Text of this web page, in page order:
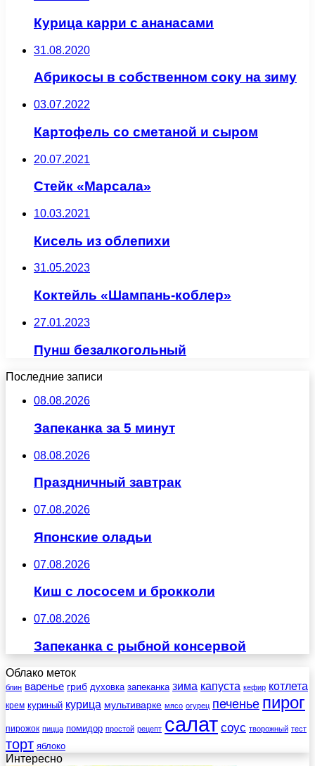
Курица карри с ананасами
31.08.2020
Абрикосы в собственном соку на зиму
03.07.2022
Картофель со сметаной и сыром
20.07.2021
Стейк «Марсала»
10.03.2021
Кисель из облепихи
31.05.2023
Коктейль «Шампань-коблер»
27.01.2023
Пунш безалкогольный
Последние записи
08.08.2026
Запеканка за 5 минут
08.08.2026
Праздничный завтрак
07.08.2026
Японские оладьи
07.08.2026
Киш с лососем и брокколи
07.08.2026
Запеканка с рыбной консервой
Облако меток
блин варенье гриб духовка запеканка зима капуста кефир котлета
крем куриный курица мультиварке мясо огурец печенье пирог
пирожок пицца помидор простой рецепт салат соус творожный тест
торт яблоко
Интересно